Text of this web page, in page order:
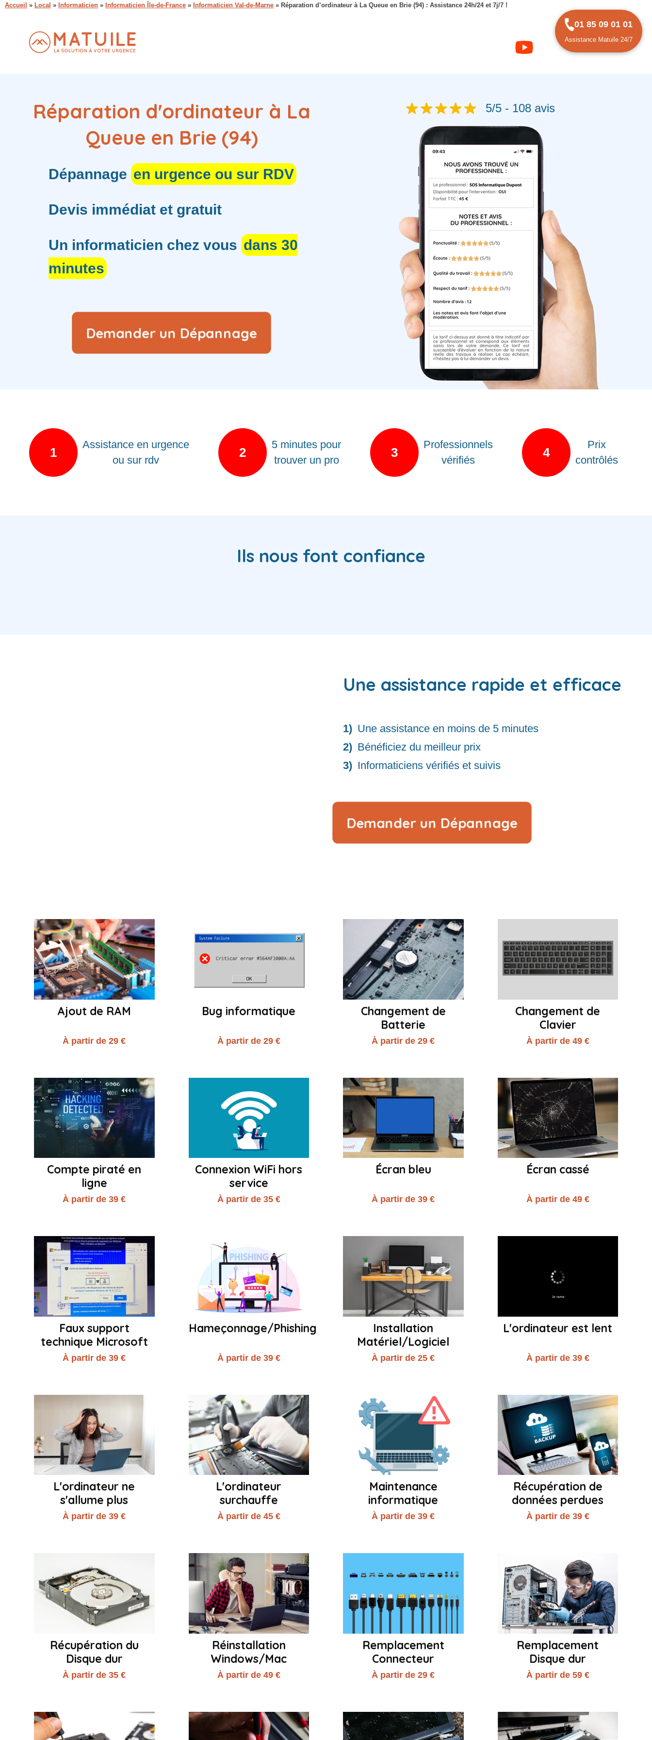
Accueil » Local » Informaticien » Informaticien Île-de-France » Informaticien Val-de-Marne » Réparation d’ordinateur à La Queue en Brie (94) : Assistance 24h/24 et 7j/7 !
Réparation d'ordinateur à La
Queue en Brie (94)
Dépannage en urgence ou sur RDV
Devis immédiat et gratuit
Un informaticien chez vous dans 30
minutes
Demander un Dépannage
5/5 - 108 avis
1
Assistance en urgence
ou sur rdv
2
5 minutes pour
trouver un pro
3
Professionnels
vérifiés
4
Prix
contrôlés
Ils nous font confiance
Une assistance rapide et efficace
Une assistance en moins de 5 minutes
Bénéficiez du meilleur prix
Informaticiens vérifiés et suivis
Demander un Dépannage
Ajout de RAM
À partir de 29 €
Bug informatique
À partir de 29 €
Changement de
Batterie
À partir de 29 €
Changement de
Clavier
À partir de 49 €
Compte piraté en
ligne
À partir de 39 €
Connexion WiFi hors
service
À partir de 35 €
Écran bleu
À partir de 39 €
Écran cassé
À partir de 49 €
Faux support
technique Microsoft
À partir de 39 €
Hameçonnage/Phishing
À partir de 39 €
Installation
Matériel/Logiciel
À partir de 25 €
L'ordinateur est lent
À partir de 39 €
L'ordinateur ne
s'allume plus
À partir de 39 €
L'ordinateur
surchauffe
À partir de 45 €
Maintenance
informatique
À partir de 39 €
Récupération de
données perdues
À partir de 39 €
Récupération du
Disque dur
À partir de 35 €
Réinstallation
Windows/Mac
À partir de 49 €
Remplacement
Connecteur
À partir de 29 €
Remplacement
Disque dur
À partir de 59 €
01 85 09 01 01
Assistance Matuile 24/7